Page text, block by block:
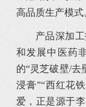
高品质生产模式
产品深加
和发展中医药
的“灵芝破壁/去
浸膏”“西红花
爱，正是源于